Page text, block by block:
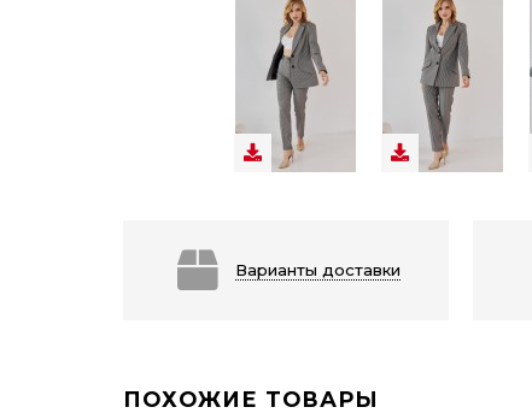
Варианты доставки
ПОХОЖИЕ ТОВАРЫ